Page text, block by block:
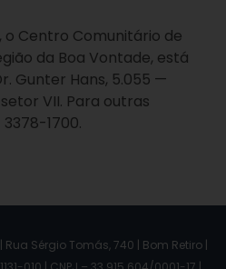
o Centro Comunitário de
da Boa Vontade, está
Gunter Hans, 5.055 —
VII. Para outras
1700.
| Rua Sérgio Tomás, 740 | Bom Retiro |